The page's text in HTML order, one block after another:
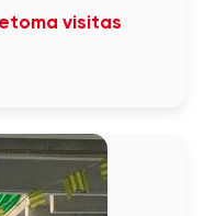
visitas